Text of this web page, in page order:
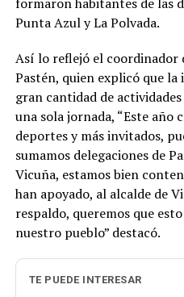
Punta Azul y La Polvada.
Así lo reflejó el coordinador
Pastén, quien explicó que
gran cantidad de
una sola jornada, “Este año
deportes y más invitados,
sumamos delegaciones de
Vicuña, estamos bien
han apoyado, al alcalde de
respaldo, queremos que
nuestro pueblo” destacó.
TE PUEDE INTERESAR